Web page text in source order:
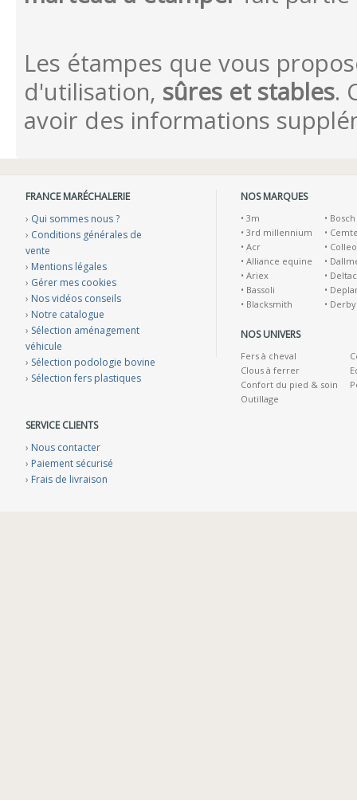
Les étampes que vous
d'utilisation, sûres et stables.
avoir des informations
FRANCE MARÉCHALERIE
› Qui sommes nous ?
› Conditions générales de
vente
› Mentions légales
› Gérer mes cookies
› Nos vidéos conseils
› Notre catalogue
› Sélection aménagement
véhicule
› Sélection podologie bovine
› Sélection fers plastiques
SERVICE CLIENTS
› Nous contacter
› Paiement sécurisé
› Frais de livraison
NOS MARQUES
• 3m
• 3rd millennium
• Acr
• Alliance equine
• Ariex
• Bassoli
• Blacksmith
• Bosch
•
•
•
•
•
• Derby
NOS UNIVERS
Fers à cheval
Clous à ferrer
Confort du pied & soin
Outillage